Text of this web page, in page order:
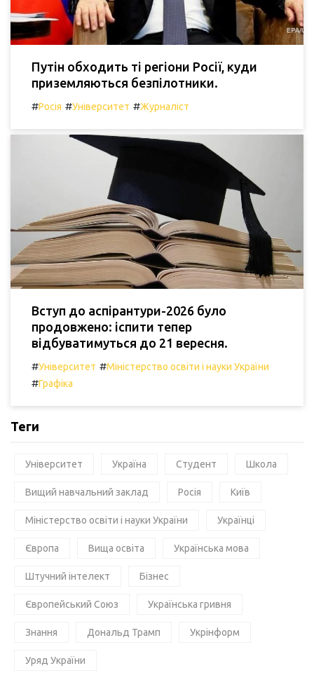
Путін обходить ті регіони Росії, куди
приземляються безпілотники.
#Росія #Університет #Журналіст
Вступ до аспірантури-2026 було
продовжено: іспити тепер
відбуватимуться до 21 вересня.
#Університет #Міністерство освіти і науки України
#Графіка
Теги
Університет Україна Студент Школа
Вищий навчальний заклад Росія Київ
Міністерство освіти і науки України Українці
Європа Вища освіта Українська мова
Штучний інтелект Бізнес
Європейський Союз Українська гривня
Знання Дональд Трамп Укрінформ
Уряд України